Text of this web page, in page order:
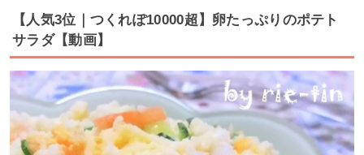
【人気3位｜つくれぽ10000超】卵たっぷりのポテト
サラダ【動画】